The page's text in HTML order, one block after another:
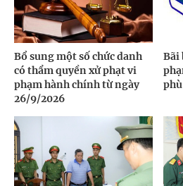
Bổ sung một số chức danh
có thẩm quyền xử phạt vi
phạm hành chính từ ngày
26/9/2026
Bãi